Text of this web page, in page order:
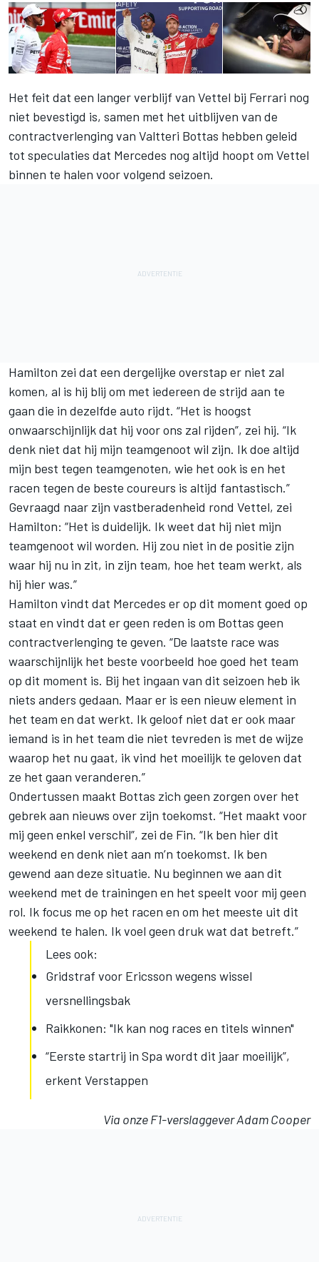
Het feit dat een langer verblijf van Vettel bij Ferrari nog
niet bevestigd is, samen met het uitblijven van de
contractverlenging van Valtteri Bottas hebben geleid
tot speculaties dat Mercedes nog altijd hoopt om Vettel
binnen te halen voor volgend seizoen.
Hamilton zei dat een dergelijke overstap er niet zal
komen, al is hij blij om met iedereen de strijd aan te
gaan die in dezelfde auto rijdt. “Het is hoogst
onwaarschijnlijk dat hij voor ons zal rijden”, zei hij. “Ik
denk niet dat hij mijn teamgenoot wil zijn. Ik doe altijd
mijn best tegen teamgenoten, wie het ook is en het
racen tegen de beste coureurs is altijd fantastisch.”
Gevraagd naar zijn vastberadenheid rond Vettel, zei
Hamilton: “Het is duidelijk. Ik weet dat hij niet mijn
teamgenoot wil worden. Hij zou niet in de positie zijn
waar hij nu in zit, in zijn team, hoe het team werkt, als
hij hier was.”
Hamilton vindt dat Mercedes er op dit moment goed op
staat en vindt dat er geen reden is om Bottas geen
contractverlenging te geven. “De laatste race was
waarschijnlijk het beste voorbeeld hoe goed het team
op dit moment is. Bij het ingaan van dit seizoen heb ik
niets anders gedaan. Maar er is een nieuw element in
het team en dat werkt. Ik geloof niet dat er ook maar
iemand is in het team die niet tevreden is met de wijze
waarop het nu gaat, ik vind het moeilijk te geloven dat
ze het gaan veranderen.”
Ondertussen maakt Bottas zich geen zorgen over het
gebrek aan nieuws over zijn toekomst. “Het maakt voor
mij geen enkel verschil”, zei de Fin. “Ik ben hier dit
weekend en denk niet aan m’n toekomst. Ik ben
gewend aan deze situatie. Nu beginnen we aan dit
weekend met de trainingen en het speelt voor mij geen
rol. Ik focus me op het racen en om het meeste uit dit
weekend te halen. Ik voel geen druk wat dat betreft.”
Lees ook:
Gridstraf voor Ericsson wegens wissel
versnellingsbak
Raikkonen: "Ik kan nog races en titels winnen"
“Eerste startrij in Spa wordt dit jaar moeilijk”,
erkent Verstappen
Via onze F1-verslaggever Adam Cooper